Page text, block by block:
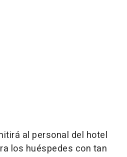
al personal del hotel
los huéspedes con tan